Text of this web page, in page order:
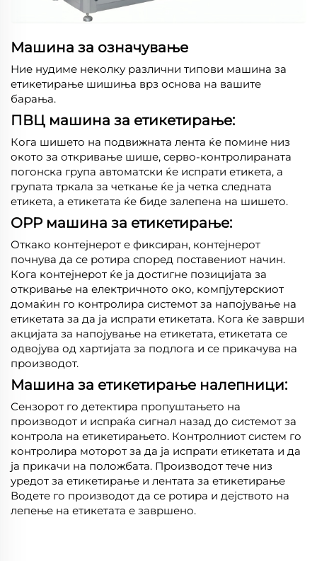
Машина за означување
Ние нудиме неколку различни типови машина за
етикетирање шишиња врз основа на вашите
барања.
ПВЦ машина за етикетирање:
Кога шишето на подвижната лента ќе помине низ
окото за откривање шише, серво-контролираната
погонска група автоматски ќе испрати етикета, а
групата тркала за четкање ќе ја четка следната
етикета, а етикетата ќе биде залепена на шишето.
OPP машина за етикетирање:
Откако контејнерот е фиксиран, контејнерот
почнува да се ротира според поставениот начин.
Кога контејнерот ќе ја достигне позицијата за
откривање на електричното око, компјутерскиот
домаќин го контролира системот за напојување на
етикетата за да ја испрати етикетата. Кога ќе заврши
акцијата за напојување на етикетата, етикетата се
одвојува од хартијата за подлога и се прикачува на
производот.
Машина за етикетирање налепници:
Сензорот го детектира пропуштањето на
производот и испраќа сигнал назад до системот за
контрола на етикетирањето. Контролниот систем го
контролира моторот за да ја испрати етикетата и да
ја прикачи на положбата. Производот тече низ
уредот за етикетирање и лентата за етикетирање
Водете го производот да се ротира и дејството на
лепење на етикетата е завршено.